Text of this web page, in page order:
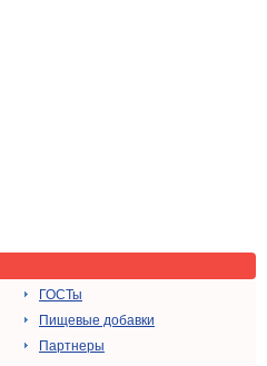
ГОСТы
Пищевые добавки
Партнеры